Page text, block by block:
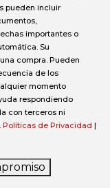
pueden incluir
importantes o
Su
compra. Pueden
de los
momento
respondiendo
con terceros ni
Políticas de Privacidad |